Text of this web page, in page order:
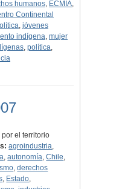
humanos, ECMIA,
Continental
, jóvenes
indígena, mujer
, política,
por el territorio
agroindustria,
,autonomía,Chile,
,derechos
, Estado,